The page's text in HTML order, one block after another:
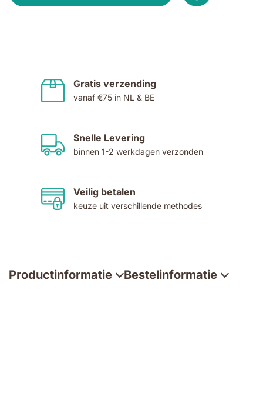
Gratis verzending
vanaf €75 in NL & BE
Snelle Levering
binnen 1-2 werkdagen verzonden
Veilig betalen
keuze uit verschillende methodes
Productinformatie Bestelinformatie